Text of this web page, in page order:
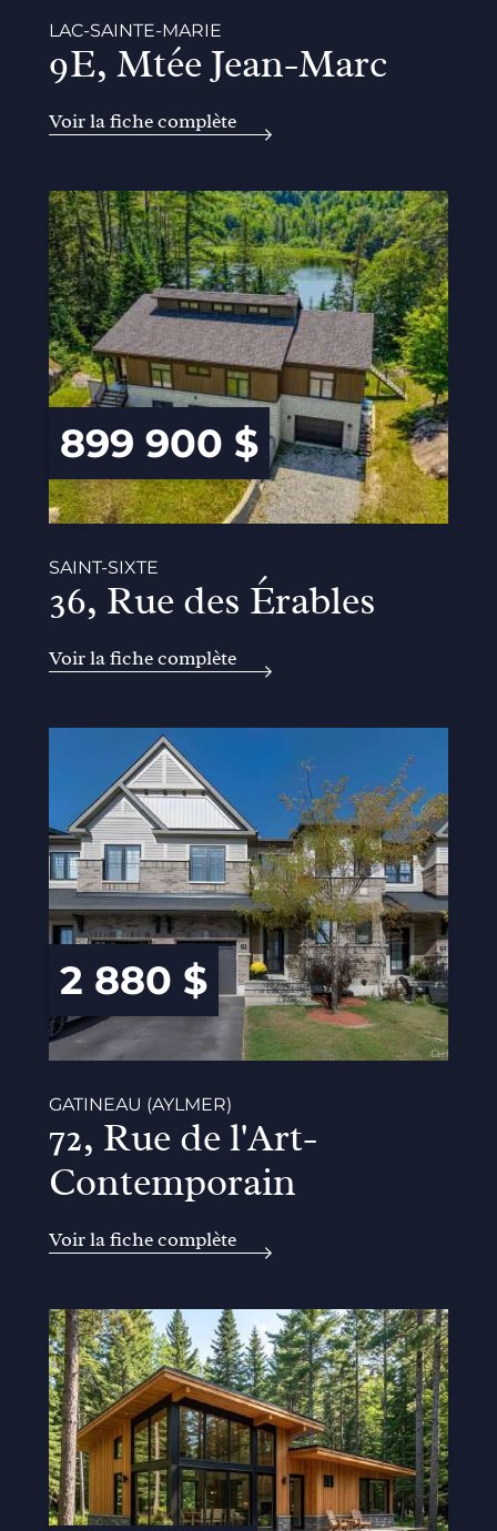
LAC-SAINTE-MARIE
9E, Mtée Jean-Marc
Voir la fiche complète
899 900 $
SAINT-SIXTE
36, Rue des Érables
Voir la fiche complète
2 880 $
GATINEAU (AYLMER)
72, Rue de l'Art-
Contemporain
Voir la fiche complète